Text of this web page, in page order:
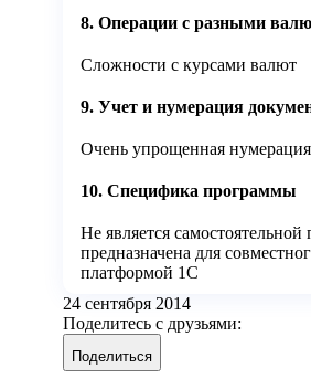
8. Операции с разными
Сложности с курсами валют
9. Учет и нумерация
Очень упрощенная
10. Специфика программы
Не является
предназначена для
платформой 1С
24 сентября 2014
Поделитесь с друзьями:
Поделиться